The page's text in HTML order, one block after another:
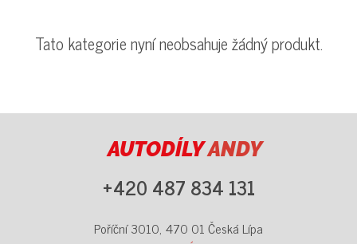
Tato kategorie nyní neobsahuje žádný produkt.
AUTODÍLYANDY
+420 487 834 131
Poříční 3010, 470 01 Česká Lípa